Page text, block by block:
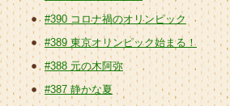
#390 コロナ禍のオリンピック
#389 東京オリンピック始まる！
#388 元の木阿弥
#387 静かな夏